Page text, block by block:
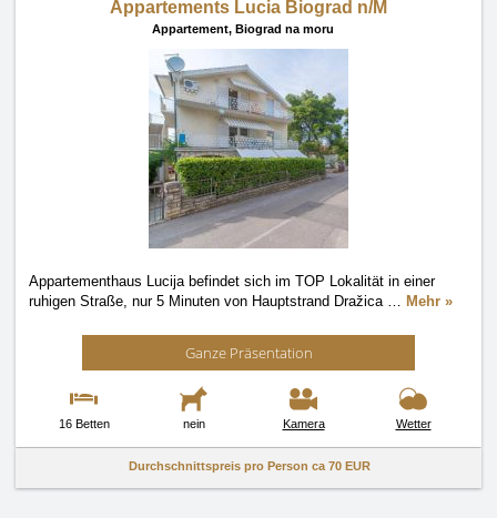
Appartements Lucia Biograd n/M
Appartement, Biograd na moru
Appartementhaus Lucija befindet sich im TOP Lokalität in einer
ruhigen Straße, nur 5 Minuten von Hauptstrand Dražica … Mehr »
Ganze Präsentation
16 Betten nein Kamera Wetter
Durchschnittspreis pro Person ca 70 EUR